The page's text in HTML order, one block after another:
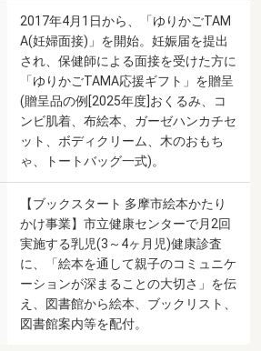
2017年4月1日から、「ゆりかごTAM
A(妊婦面接)」を開始。妊娠届を提出
され、保健師による面接を受けた方に
「ゆりかごTAMA応援ギフト」を贈呈
(贈呈品の例[2025年度]おくるみ、コ
ンビ肌着、布絵本、ガーゼハンカチセ
ット、ボディクリーム、木のおもち
ゃ、トートバッグ一式)。
【ブックスタート 多摩市絵本かたり
かけ事業】市立健康センターで月2回
実施する乳児(3～4ヶ月児)健康診査
に、「絵本を通して親子のコミュニケ
ーションが深まることの大切さ」を伝
え、図書館から絵本、ブックリスト、
図書館案内等を配付。